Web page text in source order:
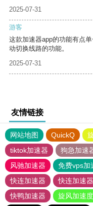
2025-07-31
游客
这款加速器app的功能有点
动切换线路的功能。
2025-07-31
友情链接
网站地图 QuickQ
tiktok加速器
狗急加速
风驰加速器
免费vps加
快连加速器
快连加速
快鸭加速器
旋风加速